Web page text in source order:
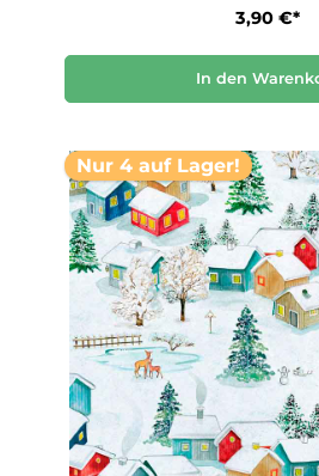
3,90 €*
In den
Nur 4 auf Lager!